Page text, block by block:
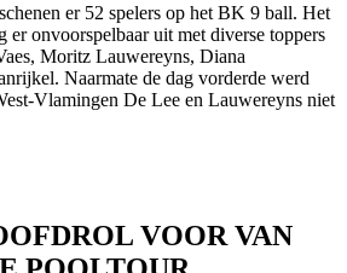
er 52 spelers op het BK 9 ball. Het
er onvoorspelbaar uit met diverse toppers
Moritz Lauwereyns, Diana
Naarmate de dag vorderde werd
Vlamingen De Lee en Lauwereyns niet
VOOR VAN